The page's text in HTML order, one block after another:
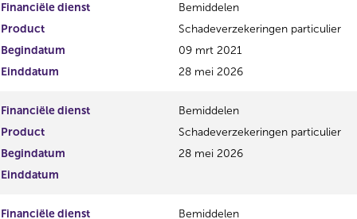
Financiële dienst
Bemiddelen
Product
Schadeverzekeringen particulier
Begindatum
09 mrt 2021
Einddatum
28 mei 2026
Financiële dienst
Bemiddelen
Product
Schadeverzekeringen particulier
Begindatum
28 mei 2026
Einddatum
Financiële dienst
Bemiddelen